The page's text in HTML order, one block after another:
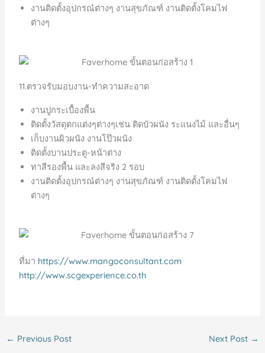
งานติดตั้งอุปกรณ๋ต่างๆ งานสุขภัณฑ์ งานติดตั้งโคมไฟ
ต่างๆ
11.ตรวจรับมอบงาน-ทำความสะอาด
งานปูกระเบื้องพื้น
ติดตั้งวัสดุตกแต่งๆต่างๆเช่น ติดบัวผนัง ระแนงไม้ และอื่นๆ
เก็บงานผิวผนัง งานโป๊วผนัง
ติดตั้งบานประตู-หน้าต่าง
ทาสีรองพื้น และลงสีจริง 2 รอบ
งานติดตั้งอุปกรณ๋ต่างๆ งานสุขภัณฑ์ งานติดตั้งโคมไฟ
ต่างๆ
ที่มา https://www.mangoconsultant.com
http://www.scgexperience.co.th
← Previous Post Next Post →